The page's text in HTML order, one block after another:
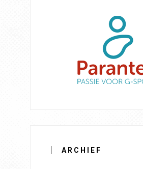
ARCHIEF